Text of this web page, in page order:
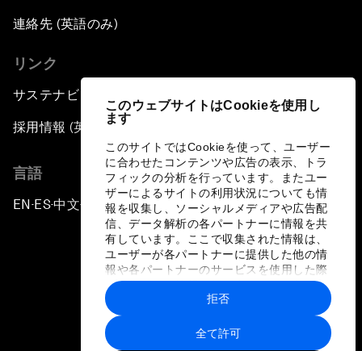
このウェブサイトはCookieを使用し
ます
このサイトではCookieを使って、ユーザー
に合わせたコンテンツや広告の表示、トラ
フィックの分析を行っています。またユー
ザーによるサイトの利用状況についても情
報を収集し、ソーシャルメディアや広告配
信、データ解析の各パートナーに情報を共
有しています。ここで収集された情報は、
ユーザーが各パートナーに提供した他の情
報や各パートナーのサービスを使用した際
に収集された情報と組み合わされ、各パー
トナーによって使用されることがありま
す。
全て許可
拒否
連絡先 (英語のみ)
リンク
サステナビリティへの取り組み
採用情報 (英語のみ)
言語
EN ▪ES▪中文▪ 日本語
プライバシーポリシーと利用規約
サイトマップ